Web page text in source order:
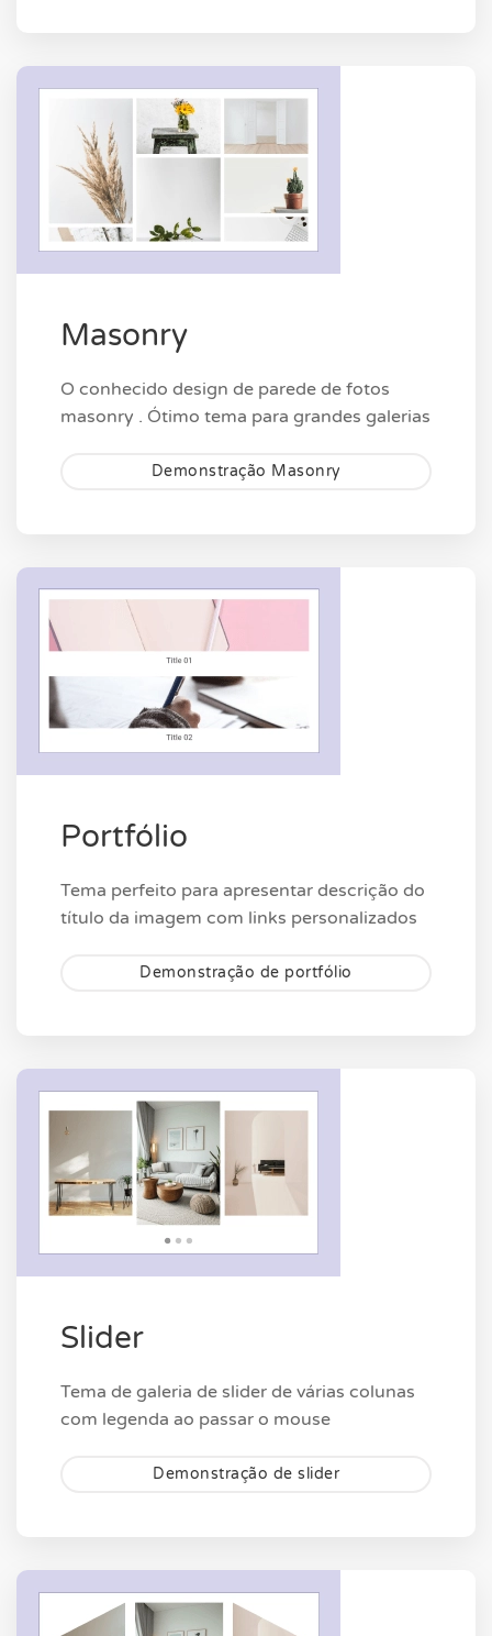
Masonry
O conhecido design de parede de fotos
masonry . Ótimo tema para grandes galerias
Demonstração Masonry
Portfólio
Tema perfeito para apresentar descrição do
título da imagem com links personalizados
Demonstração de portfólio
Slider
Tema de galeria de slider de várias colunas
com legenda ao passar o mouse
Demonstração de slider